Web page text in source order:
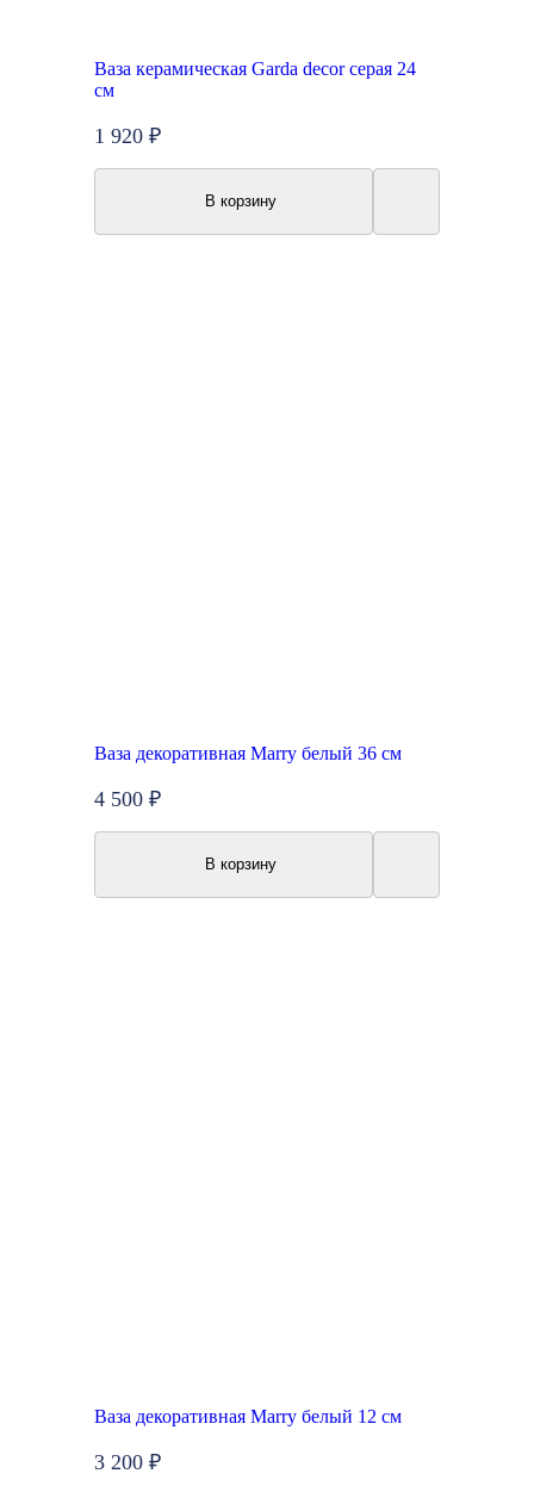
Ваза керамическая Garda decor серая 24
см
1 920 ₽
В корзину
Ваза декоративная Marry белый 36 см
4 500 ₽
В корзину
Ваза декоративная Marry белый 12 см
3 200 ₽